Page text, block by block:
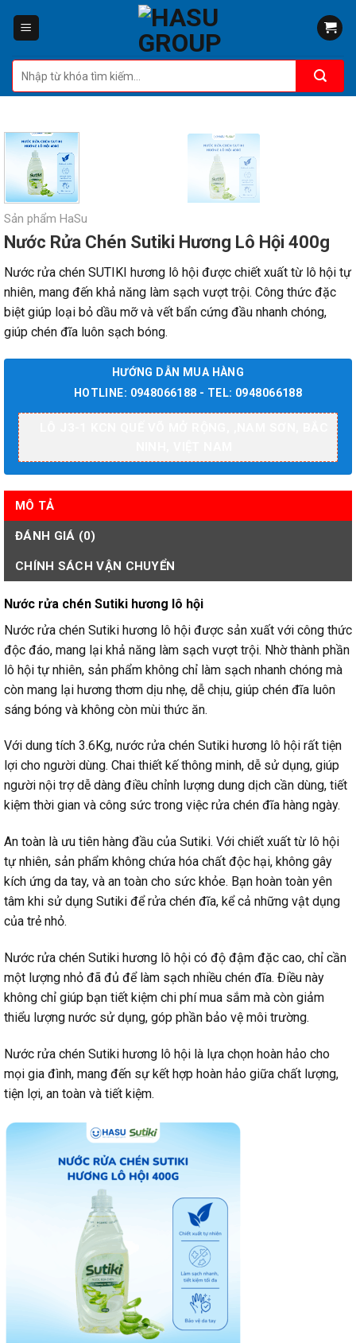
Tìm
kiếm:
Sản phẩm HaSu
Nước Rửa Chén Sutiki Hương Lô Hội 400g
Nước rửa chén SUTIKI hương lô hội được chiết xuất từ lô hội tự
nhiên, mang đến khả năng làm sạch vượt trội. Công thức đặc
biệt giúp loại bỏ dầu mỡ và vết bẩn cứng đầu nhanh chóng,
giúp chén đĩa luôn sạch bóng.
HƯỚNG DẪN MUA HÀNG
HOTLINE: 0948066188 - TEL: 0948066188
MÔ TẢ
ĐÁNH GIÁ (0)
CHÍNH SÁCH VẬN CHUYỂN
Nước rửa chén Sutiki hương lô hội
Nước rửa chén Sutiki hương lô hội được sản xuất với công thức
độc đáo, mang lại khả năng làm sạch vượt trội. Nhờ thành phần
lô hội tự nhiên, sản phẩm không chỉ làm sạch nhanh chóng mà
còn mang lại hương thơm dịu nhẹ, dễ chịu, giúp chén đĩa luôn
sáng bóng và không còn mùi thức ăn.
Với dung tích 3.6Kg, nước rửa chén Sutiki hương lô hội rất tiện
lợi cho người dùng. Chai thiết kế thông minh, dễ sử dụng, giúp
người nội trợ dễ dàng điều chỉnh lượng dung dịch cần dùng, tiết
kiệm thời gian và công sức trong việc rửa chén đĩa hàng ngày.
An toàn là ưu tiên hàng đầu của Sutiki. Với chiết xuất từ lô hội
tự nhiên, sản phẩm không chứa hóa chất độc hại, không gây
kích ứng da tay, và an toàn cho sức khỏe. Bạn hoàn toàn yên
tâm khi sử dụng Sutiki để rửa chén đĩa, kể cả những vật dụng
của trẻ nhỏ.
Nước rửa chén Sutiki hương lô hội có độ đậm đặc cao, chỉ cần
một lượng nhỏ đã đủ để làm sạch nhiều chén đĩa. Điều này
không chỉ giúp bạn tiết kiệm chi phí mua sắm mà còn giảm
thiểu lượng nước sử dụng, góp phần bảo vệ môi trường.
Nước rửa chén Sutiki hương lô hội là lựa chọn hoàn hảo cho
mọi gia đình, mang đến sự kết hợp hoàn hảo giữa chất lượng,
tiện lợi, an toàn và tiết kiệm.